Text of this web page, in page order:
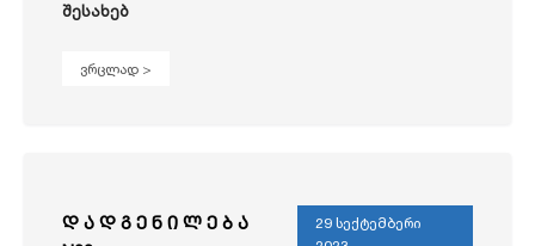
შესახებ
ვრცლად >
დ ა დ გ ე ნ ი ლ ე ბ ა
29 სექტემბერი